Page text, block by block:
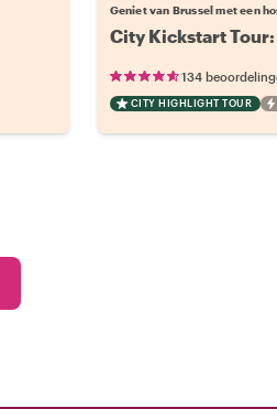
Geniet van Brussel met een
City Kickstart
134
CITY HIGHLIGHT TOUR